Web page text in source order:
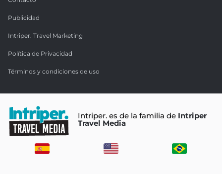
Publicidad
Intriper. Travel Marketing
Política de Privacidad
Términos y condiciones de uso
Intriper. es de la familia de Intriper
Travel Media